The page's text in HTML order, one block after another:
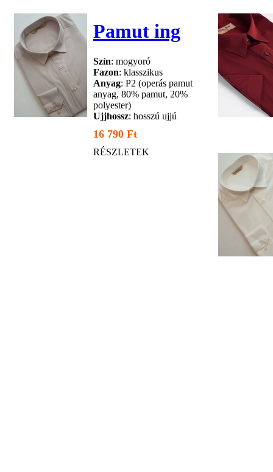
Pamut ing
Szín: mogyoró
Fazon: klasszikus
Anyag: P2 (operás pamut
anyag, 80% pamut, 20%
polyester)
Ujjhossz: hosszú ujjú
16 790 Ft
RÉSZLETEK